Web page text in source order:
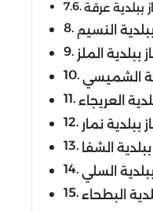
ببلدية عرقة
النسيم
الملز
الشميسي
العريجاء
نمار
الشفا
السلي
البطحاء